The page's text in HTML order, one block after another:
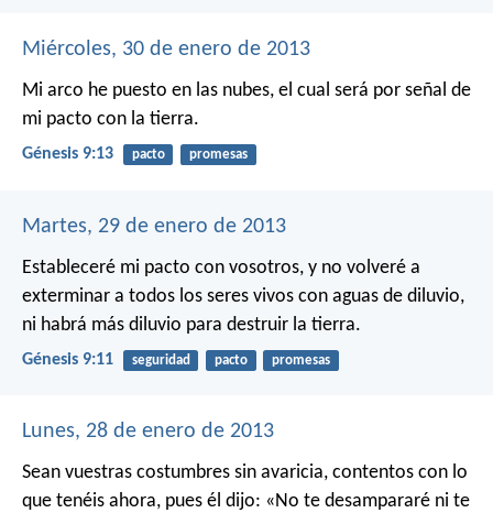
Miércoles, 30 de enero de 2013
Mi arco he puesto en las nubes, el cual será por señal de
mi pacto con la tierra.
Génesis 9:13 pacto promesas
Martes, 29 de enero de 2013
Estableceré mi pacto con vosotros, y no volveré a
exterminar a todos los seres vivos con aguas de diluvio,
ni habrá más diluvio para destruir la tierra.
Génesis 9:11 seguridad pacto promesas
Lunes, 28 de enero de 2013
Sean vuestras costumbres sin avaricia, contentos con lo
que tenéis ahora, pues él dijo: «No te desampararé ni te